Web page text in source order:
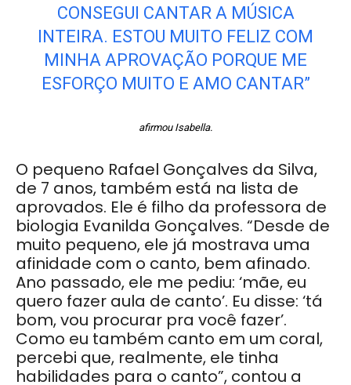
CONSEGUI CANTAR A MÚSICA
INTEIRA. ESTOU MUITO FELIZ COM
MINHA APROVAÇÃO PORQUE ME
ESFORÇO MUITO E AMO CANTAR”
afirmou Isabella.
O pequeno Rafael Gonçalves da Silva,
de 7 anos, também está na lista de
aprovados. Ele é filho da professora de
biologia Evanilda Gonçalves. “Desde de
muito pequeno, ele já mostrava uma
afinidade com o canto, bem afinado.
Ano passado, ele me pediu: ‘mãe, eu
quero fazer aula de canto’. Eu disse: ‘tá
bom, vou procurar pra você fazer’.
Como eu também canto em um coral,
percebi que, realmente, ele tinha
habilidades para o canto”, contou a